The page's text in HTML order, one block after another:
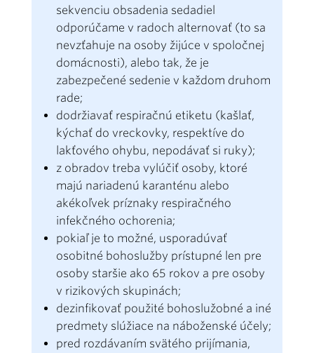
sekvenciu obsadenia sedadiel
odporúčame v radoch alternovať (to sa
nevzťahuje na osoby žijúce v spoločnej
domácnosti), alebo tak, že je
zabezpečené sedenie v každom druhom
rade;
dodržiavať respiračnú etiketu (kašlať,
kýchať do vreckovky, respektíve do
lakťového ohybu, nepodávať si ruky);
z obradov treba vylúčiť osoby, ktoré
majú nariadenú karanténu alebo
akékoľvek príznaky respiračného
infekčného ochorenia;
pokiaľ je to možné, usporadúvať
osobitné bohoslužby prístupné len pre
osoby staršie ako 65 rokov a pre osoby
v rizikových skupinách;
dezinfikovať použité bohoslužobné a iné
predmety slúžiace na náboženské účely;
pred rozdávaním svätého prijímania,